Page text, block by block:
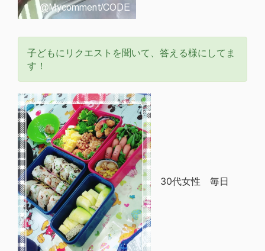
子どもにリクエストを聞いて、答える様にしてま
す！
30代女性 毎日